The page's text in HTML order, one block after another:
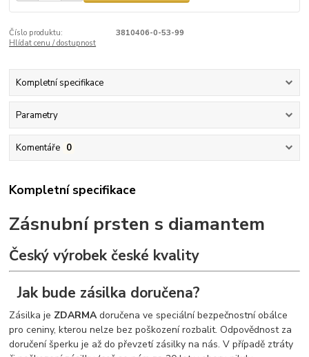
Číslo produktu:
3810406-0-53-99
Hlídat cenu / dostupnost
Kompletní specifikace
Parametry
Komentáře 0
Kompletní specifikace
Zásnubní prsten s diamantem
Český výrobek české kvality
Jak bude zásilka doručena?
Zásilka je ZDARMAdoručena ve speciální bezpečnostní obálce
pro ceniny, kterou nelze bez poškození rozbalit. Odpovědnost za
doručení šperku je až do převzetí zásilky na nás. V případě ztráty